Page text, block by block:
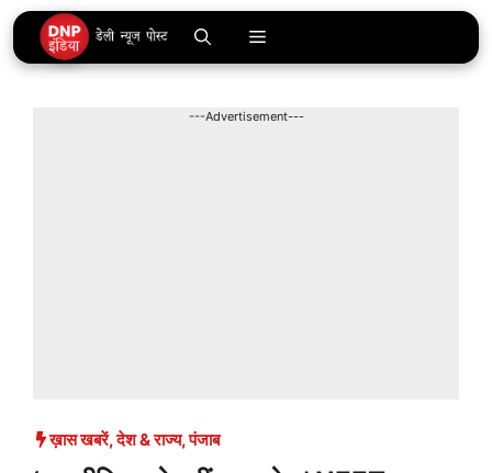
Skip
to
content
Menu
---Advertisement---
ख़ास खबरें,देश & राज्य,पंजाब